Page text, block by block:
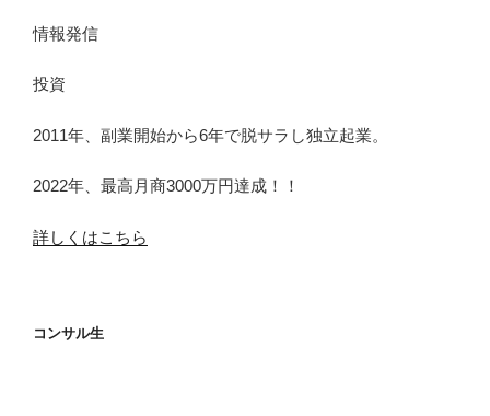
情報発信
投資
2011年、副業開始から6年で脱サラし独立起業。
2022年、最高月商3000万円達成！！
詳しくはこちら
コンサル生